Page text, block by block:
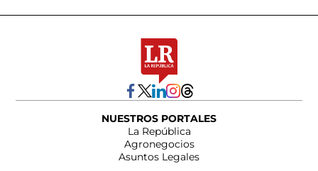
NUESTROS PORTALES
La República
Agronegocios
Asuntos Legales